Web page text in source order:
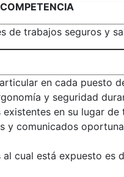
COMPETENCIA
de trabajos seguros y
en cada puesto
y seguridad
en su lugar de
y comunicados
cual está expuesto es